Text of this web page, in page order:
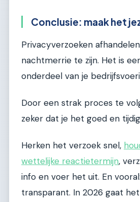
Conclusie: maak het
Privacyverzoeken
nachtmerrie te zijn. Het is
onderdeel van je
Door een strak proces te
zeker dat je het goed en
Herken het verzoek snel,
wettelijke reactietermijn,
info en voer het uit. En
transparant. In 2026 gaat